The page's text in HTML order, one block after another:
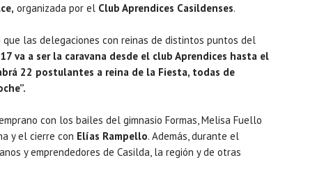
organizada por el Club Aprendices Casildenses.
las delegaciones con reinas de distintos puntos del
va a ser la caravana desde el club Aprendices hasta el
22 postulantes a reina de la Fiesta, todas de
con los bailes del gimnasio Formas, Melisa Fuello
y el cierre con Elías Rampello. Además, durante el
y emprendedores de Casilda, la región y de otras